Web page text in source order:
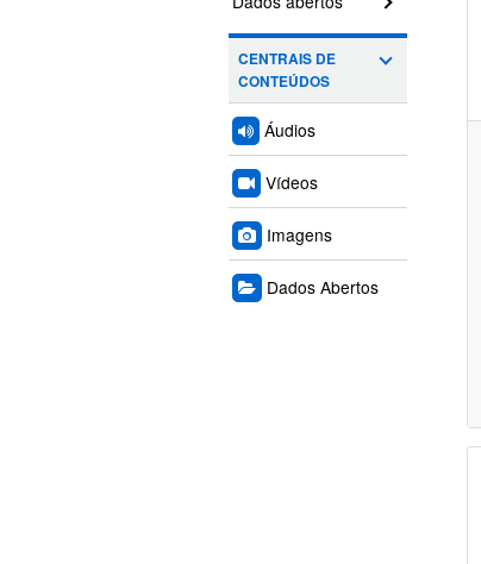
CENTRAIS DE
CONTEÚDOS
Áudios
Vídeos
Imagens
Dados Abertos